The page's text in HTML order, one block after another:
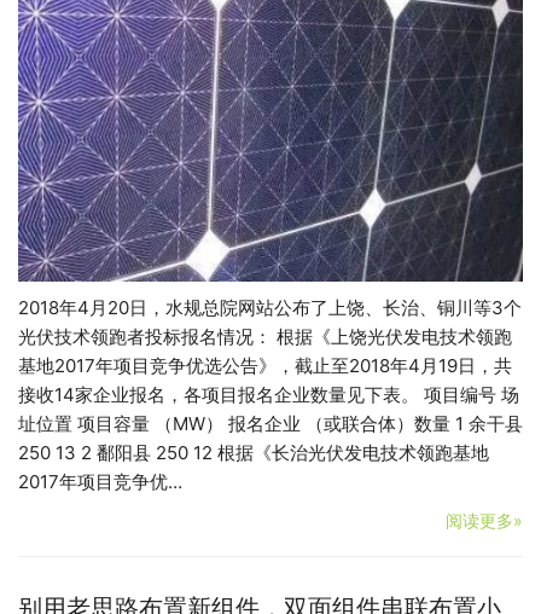
2018年4月20日，水规总院网站公布了上饶、长治、铜川等3个
光伏技术领跑者投标报名情况： 根据《上饶光伏发电技术领跑
基地2017年项目竞争优选公告》，截止至2018年4月19日，共
接收14家企业报名，各项目报名企业数量见下表。 项目编号 场
址位置 项目容量 （MW） 报名企业 （或联合体）数量 1 余干县
250 13 2 鄱阳县 250 12 根据《长治光伏发电技术领跑基地
2017年项目竞争优…
阅读更多»
别用老思路布置新组件，双面组件串联布置小